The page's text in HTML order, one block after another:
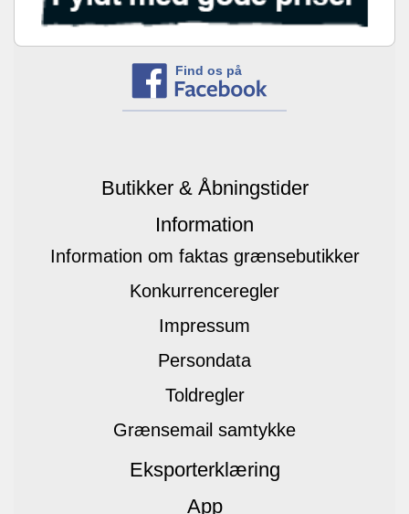
Find os på
Butikker & Åbningstider
Information
Information om faktas grænsebutikker
Konkurrenceregler
Impressum
Persondata
Toldregler
Grænsemail samtykke
Eksporterklæring
App